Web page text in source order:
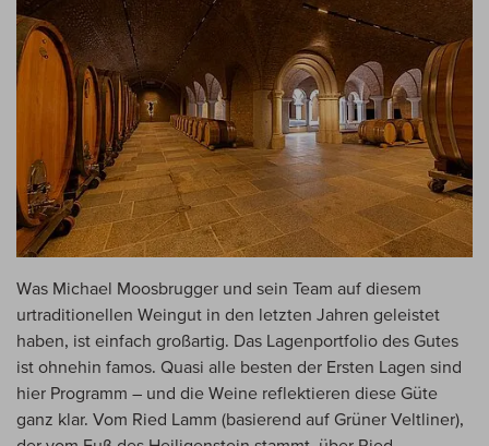
Was Michael Moosbrugger und sein Team auf diesem
urtraditionellen Weingut in den letzten Jahren geleistet
haben, ist einfach großartig. Das Lagenportfolio des Gutes
ist ohnehin famos. Quasi alle besten der Ersten Lagen sind
hier Programm – und die Weine reflektieren diese Güte
ganz klar. Vom Ried Lamm (basierend auf Grüner Veltliner),